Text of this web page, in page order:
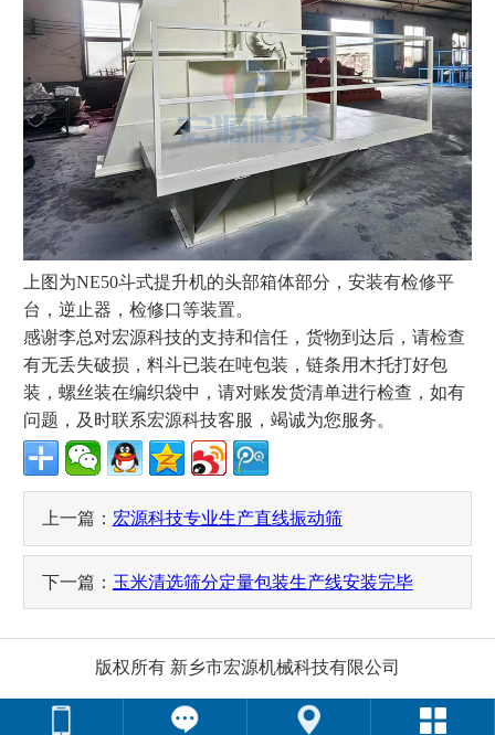
上图为NE50斗式提升机的头部箱体部分，安装有检修平
台，逆止器，检修口等装置。
感谢李总对宏源科技的支持和信任，货物到达后，请检查
有无丢失破损，料斗已装在吨包装，链条用木托打好包
装，螺丝装在编织袋中，请对账发货清单进行检查，如有
问题，及时联系宏源科技客服，竭诚为您服务。
上一篇： 宏源科技专业生产直线振动筛
下一篇： 玉米清选筛分定量包装生产线安装完毕
版权所有 新乡市宏源机械科技有限公司